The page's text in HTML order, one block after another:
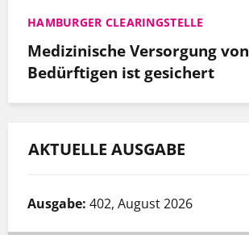
HAMBURGER CLEARINGSTELLE
Medizinische Versorgung von
Bedürftigen ist gesichert
AKTUELLE AUSGABE
Ausgabe: 402, August 2026